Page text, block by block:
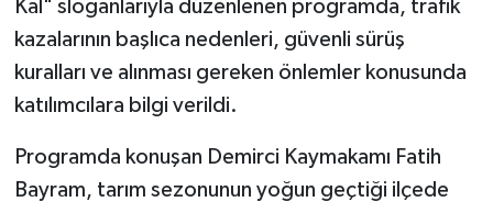
Kal" sloganlarıyla düzenlenen programda, trafik
kazalarının başlıca nedenleri, güvenli sürüş
kuralları ve alınması gereken önlemler konusunda
katılımcılara bilgi verildi.
Programda konuşan Demirci Kaymakamı Fatih
Bayram, tarım sezonunun yoğun geçtiği ilçede